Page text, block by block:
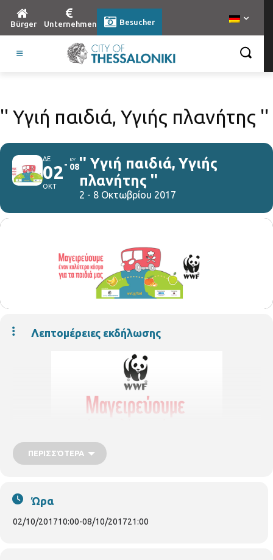
Bürger Unternehmen Besucher
'' Υγιή παιδιά, Υγιής πλανήτης ''
ΔΕ
02
ΟΚΤ
ΚΥ
08'' Υγιή παιδιά, Υγιής
πλανήτης ''
2 - 8 Οκτωβρίου 2017
Λεπτομέρειες εκδήλωσης
ΠΕΡΙΣΣΌΤΕΡΑ
Ώρα
02/10/201710:00-08/10/201721:00